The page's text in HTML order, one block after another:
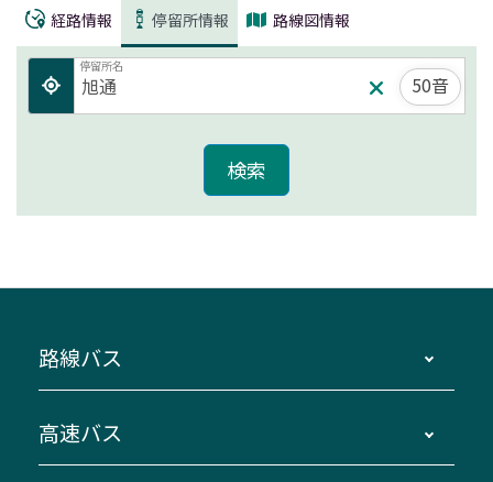
経路情報 停留所情報 路線図情報
停留所名
50音
路線バス
主要停留所案内図・時刻表
高速バス